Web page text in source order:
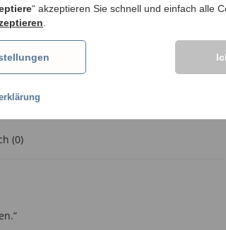
(0)
“ akzeptieren Sie schnell und einfach alle